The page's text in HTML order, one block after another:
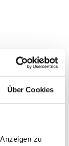
Über Cookies
zu